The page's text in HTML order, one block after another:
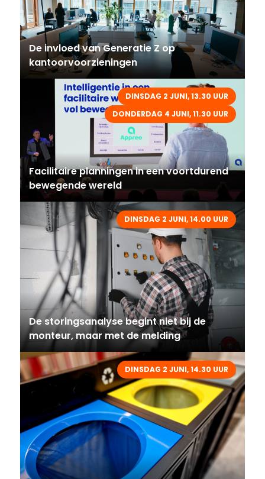
De invloed van Generatie Z op
kantoorvoorzieningen
DINSDAG 2 JUNI, 13.30 UUR
DONDERDAG 4 JUNI, 11.30 UUR
Facilitaire planningen in een voortdurend
bewegende wereld
DINSDAG 2 JUNI, 14.00 UUR
De storingsanalyse begint niet bij de
monteur, maar met de melding
DINSDAG 2 JUNI, 14.30 UUR